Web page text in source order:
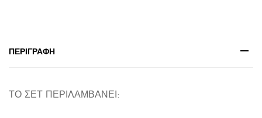
ΠΕΡΙΓΡΑΦΉ
ΤΟ ΣΕΤ ΠΕΡΙΛΑΜΒΑΝΕΙ: